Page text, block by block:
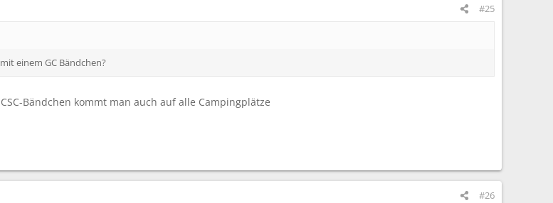
#25
einem GC Bändchen?
Bändchen kommt man auch auf alle Campingplätze
#26